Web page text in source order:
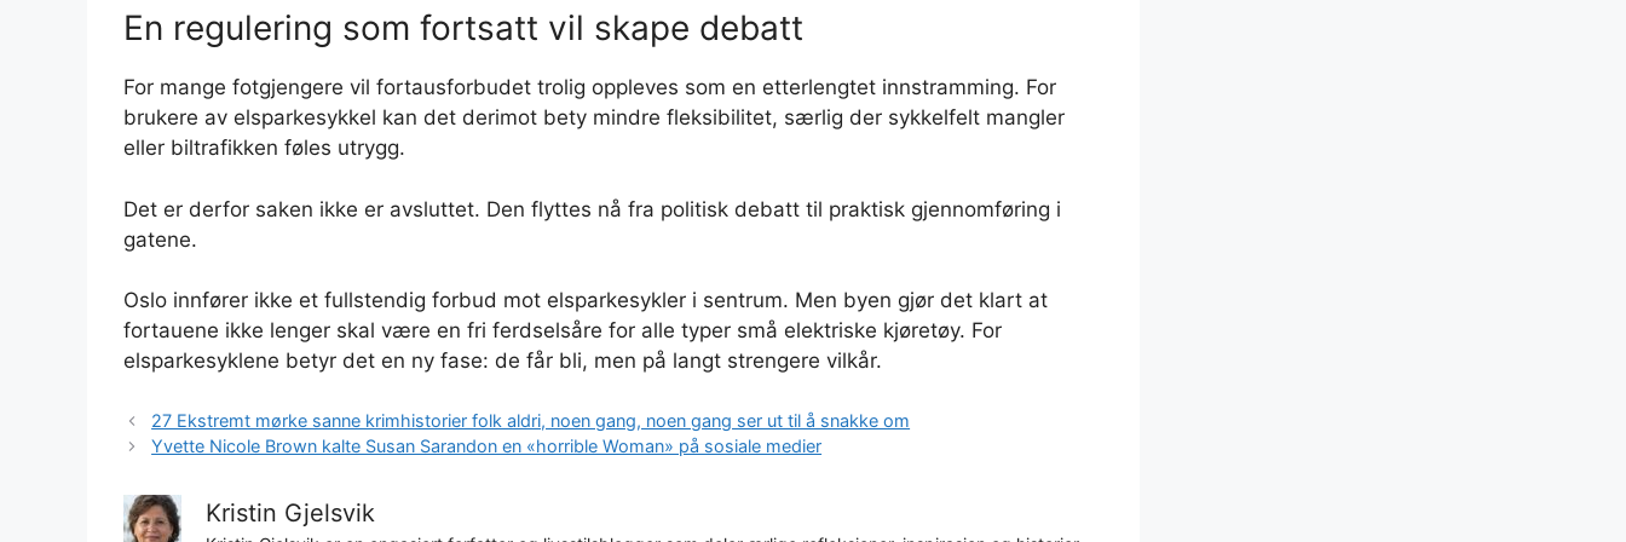
En regulering som fortsatt vil skape debatt
For mange fotgjengere vil fortausforbudet trolig oppleves som en etterlengtet innstramming. For
brukere av elsparkesykkel kan det derimot bety mindre fleksibilitet, særlig der sykkelfelt mangler
eller biltrafikken føles utrygg.
Det er derfor saken ikke er avsluttet. Den flyttes nå fra politisk debatt til praktisk gjennomføring i
gatene.
Oslo innfører ikke et fullstendig forbud mot elsparkesykler i sentrum. Men byen gjør det klart at
fortauene ikke lenger skal være en fri ferdselsåre for alle typer små elektriske kjøretøy. For
elsparkesyklene betyr det en ny fase: de får bli, men på langt strengere vilkår.
27 Ekstremt mørke sanne krimhistorier folk aldri, noen gang, noen gang ser ut til å snakke om
Yvette Nicole Brown kalte Susan Sarandon en «horrible Woman» på sosiale medier
Kristin Gjelsvik